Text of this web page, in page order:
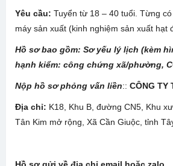
Yêu cầu: Tuyển từ 18 – 40 tuổi. Từng
máy sản xuất (kinh nghiệm sản xuất hạt
Hồ sơ bao gồm: Sơ yếu lý lịch (kèm
hạnh kiểm: công chứng xã/phường,
Nộp hồ sơ phỏng vấn liền:: CÔNG TY
Địa chỉ: K18, Khu B, đường CN5, Khu
Tân Kim mở rộng, Xã Cần Giuộc, tỉnh